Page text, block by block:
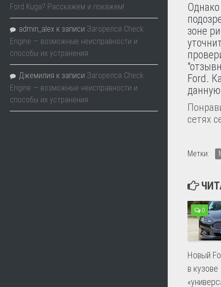
зоне
Ford.
сетях
Метки:
0
Новый
в кузове
Ford Kuga? Расскажем и покажем!
admin_alex к записи Загорелся Check
Engine — возможные неисправности и
способы их устранения
Джемилия к записи Загорелся Check
Engine — возможные неисправности и
способы их устранения